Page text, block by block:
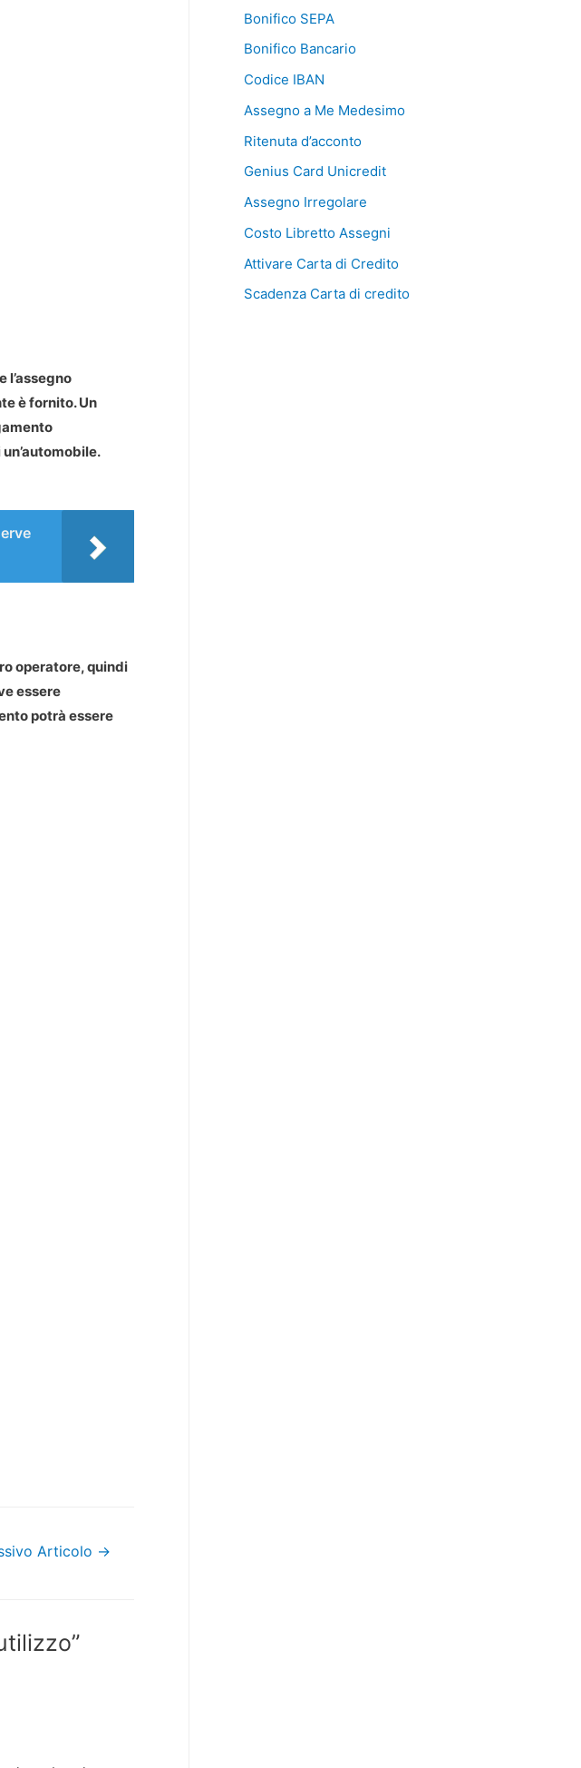
l’assegno
è fornito. Un
operatore, quindi
essere
potrà essere
Articolo →
Bonifico SEPA
Bonifico Bancario
Codice IBAN
Assegno a Me Medesimo
Ritenuta d’acconto
Genius Card Unicredit
Assegno Irregolare
Costo Libretto Assegni
Attivare Carta di Credito
Scadenza Carta di credito